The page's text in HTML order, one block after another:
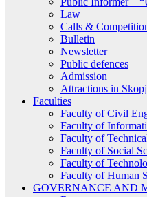
Law
Calls &
Bulletin
Newsletter
Public defences
Admission
Attractions in
Faculties
Faculty of Civil
Faculty of
Faculty of
Faculty of Social
Faculty of
Faculty of Human
GOVERNANCE AND